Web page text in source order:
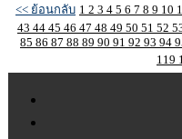
<< ย้อนกลับ 1 2 3 4 5 6 7 8 9 10
43 44 45 46 47 48 49 50 51 52
85 86 87 88 89 90 91 92 93 94
119